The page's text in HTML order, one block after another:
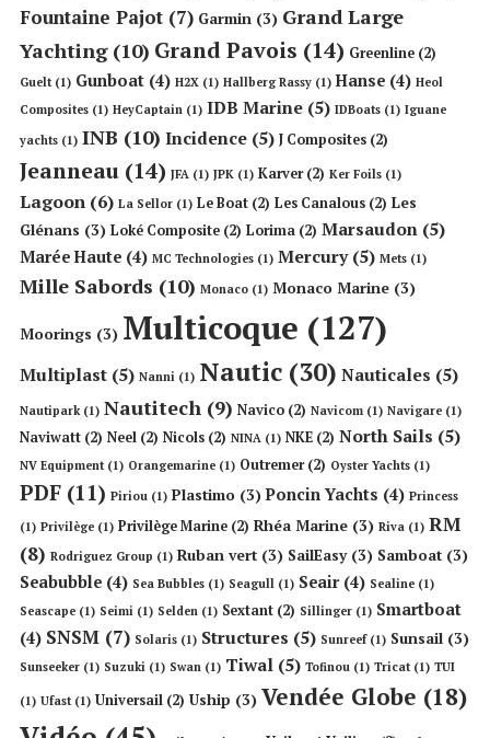
Fountaine Pajot (7) Garmin (3) Grand Large
Yachting(10) Grand Pavois (14) Greenline (2)
Guelt (1) Gunboat (4) H2X (1) Hallberg Rassy (1) Hanse (4) Heol
Composites (1) HeyCaptain (1) IDB Marine (5) IDBoats (1) Iguane
yachts (1) INB (10) Incidence (5) J Composites (2)
Jeanneau (14) JFA (1) JPK (1) Karver(2) Ker Foils (1)
Lagoon (6) La Sellor (1) Le Boat (2) Les Canalous (2) Les
Glénans (3) Loké Composite (2) Lorima (2) Marsaudon (5)
Marée Haute (4) MC Technologies (1) Mercury(5) Mets (1)
Mille Sabords (10) Monaco (1) Monaco Marine (3)
Moorings (3) Multicoque (127)
Multiplast (5) Nanni (1) Nautic (30) Nauticales (5)
Nautipark (1) Nautitech (9) Navico (2) Navicom (1) Navigare (1)
Naviwatt (2) Neel (2) Nicols (2) NINA (1) NKE (2) North Sails (5)
NV Equipment (1) Orangemarine (1) Outremer(2) Oyster Yachts (1)
PDF (11) Piriou (1) Plastimo (3) Poncin Yachts (4) Princess
(1) Privilège (1) Privilège Marine (2) Rhéa Marine (3) Riva (1) RM
(8) Rodriguez Group (1) Ruban vert (3) SailEasy(3) Samboat (3)
Seabubble (4) Sea Bubbles (1) Seagull (1) Seair(4) Sealine (1)
Seascape (1) Seimi (1) Selden (1) Sextant (2) Sillinger (1) Smartboat
(4) SNSM (7) Solaris (1) Structures (5) Sunreef(1) Sunsail (3)
Sunseeker (1) Suzuki (1) Swan (1) Tiwal (5) Tofinou (1) Tricat (1) TUI
(1) Ufast (1) Universail (2) Uship (3) Vendée Globe (18)